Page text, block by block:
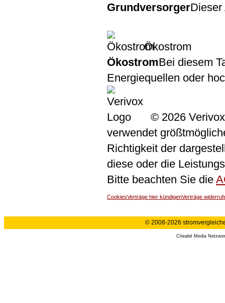
GrundversorgerDieser
Ökostrom
ÖkostromBei diesem
Energiequellen oder
© 2026
verwendet
Richtigkeit der
diese oder die
Bitte beachten Sie die
CookiesVerträge hier kündigenVerträge
© 2008-2026
Cheabit Media